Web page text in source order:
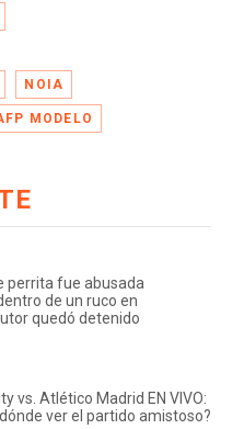
NOIA
MODELO
perrita fue abusada
de un ruco en
quedó detenido
vs. Atlético Madrid EN VIVO:
ver el partido amistoso?